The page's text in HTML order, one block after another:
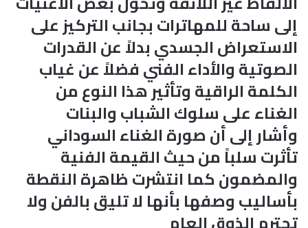
إلى ساحة للمهاترات بجانب التركيز على
الاستعراض الجسدي بدلاً عن القدرات
الصوتية والأداء الفني فضلاً عن غياب
الكلمة الراقية وتأثير هذا النوع من
الغناء على سلوك الشباب والبنات
وأشار إلى أن صورة الغناء السوداني
تأثرت سلباً من حيث القيمة الفنية
والمضمون كما انتشرت ظاهرة النقطة
بأساليب وصفها بأنها لا تليق بالفن ولا